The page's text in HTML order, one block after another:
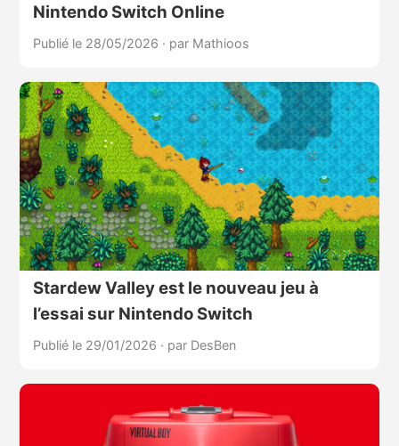
Nintendo Switch Online
Publié le 28/05/2026 · par Mathioos
Stardew Valley est le nouveau jeu à
l’essai sur Nintendo Switch
Publié le 29/01/2026 · par DesBen